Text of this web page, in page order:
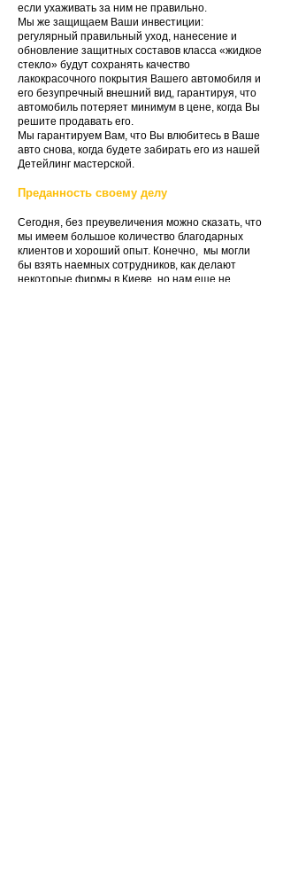
если ухаживать за ним не правильно.
Мы же защищаем Ваши инвестиции:
регулярный правильный уход, нанесение и
обновление защитных составов класса «жидкое
стекло» будут сохранять качество
лакокрасочного покрытия Вашего автомобиля и
его безупречный внешний вид, гарантируя, что
автомобиль потеряет минимум в цене, когда Вы
решите продавать его.
Мы гарантируем Вам, что Вы влюбитесь в Ваше
авто снова, когда будете забирать его из нашей
Детейлинг мастерской.
Преданность своему делу
Сегодня, без преувеличения можно сказать, что
мы имеем большое количество благодарных
клиентов и хороший опыт. Конечно, мы могли
бы взять наемных сотрудников, как делают
некоторые фирмы в Киеве, но нам еще не